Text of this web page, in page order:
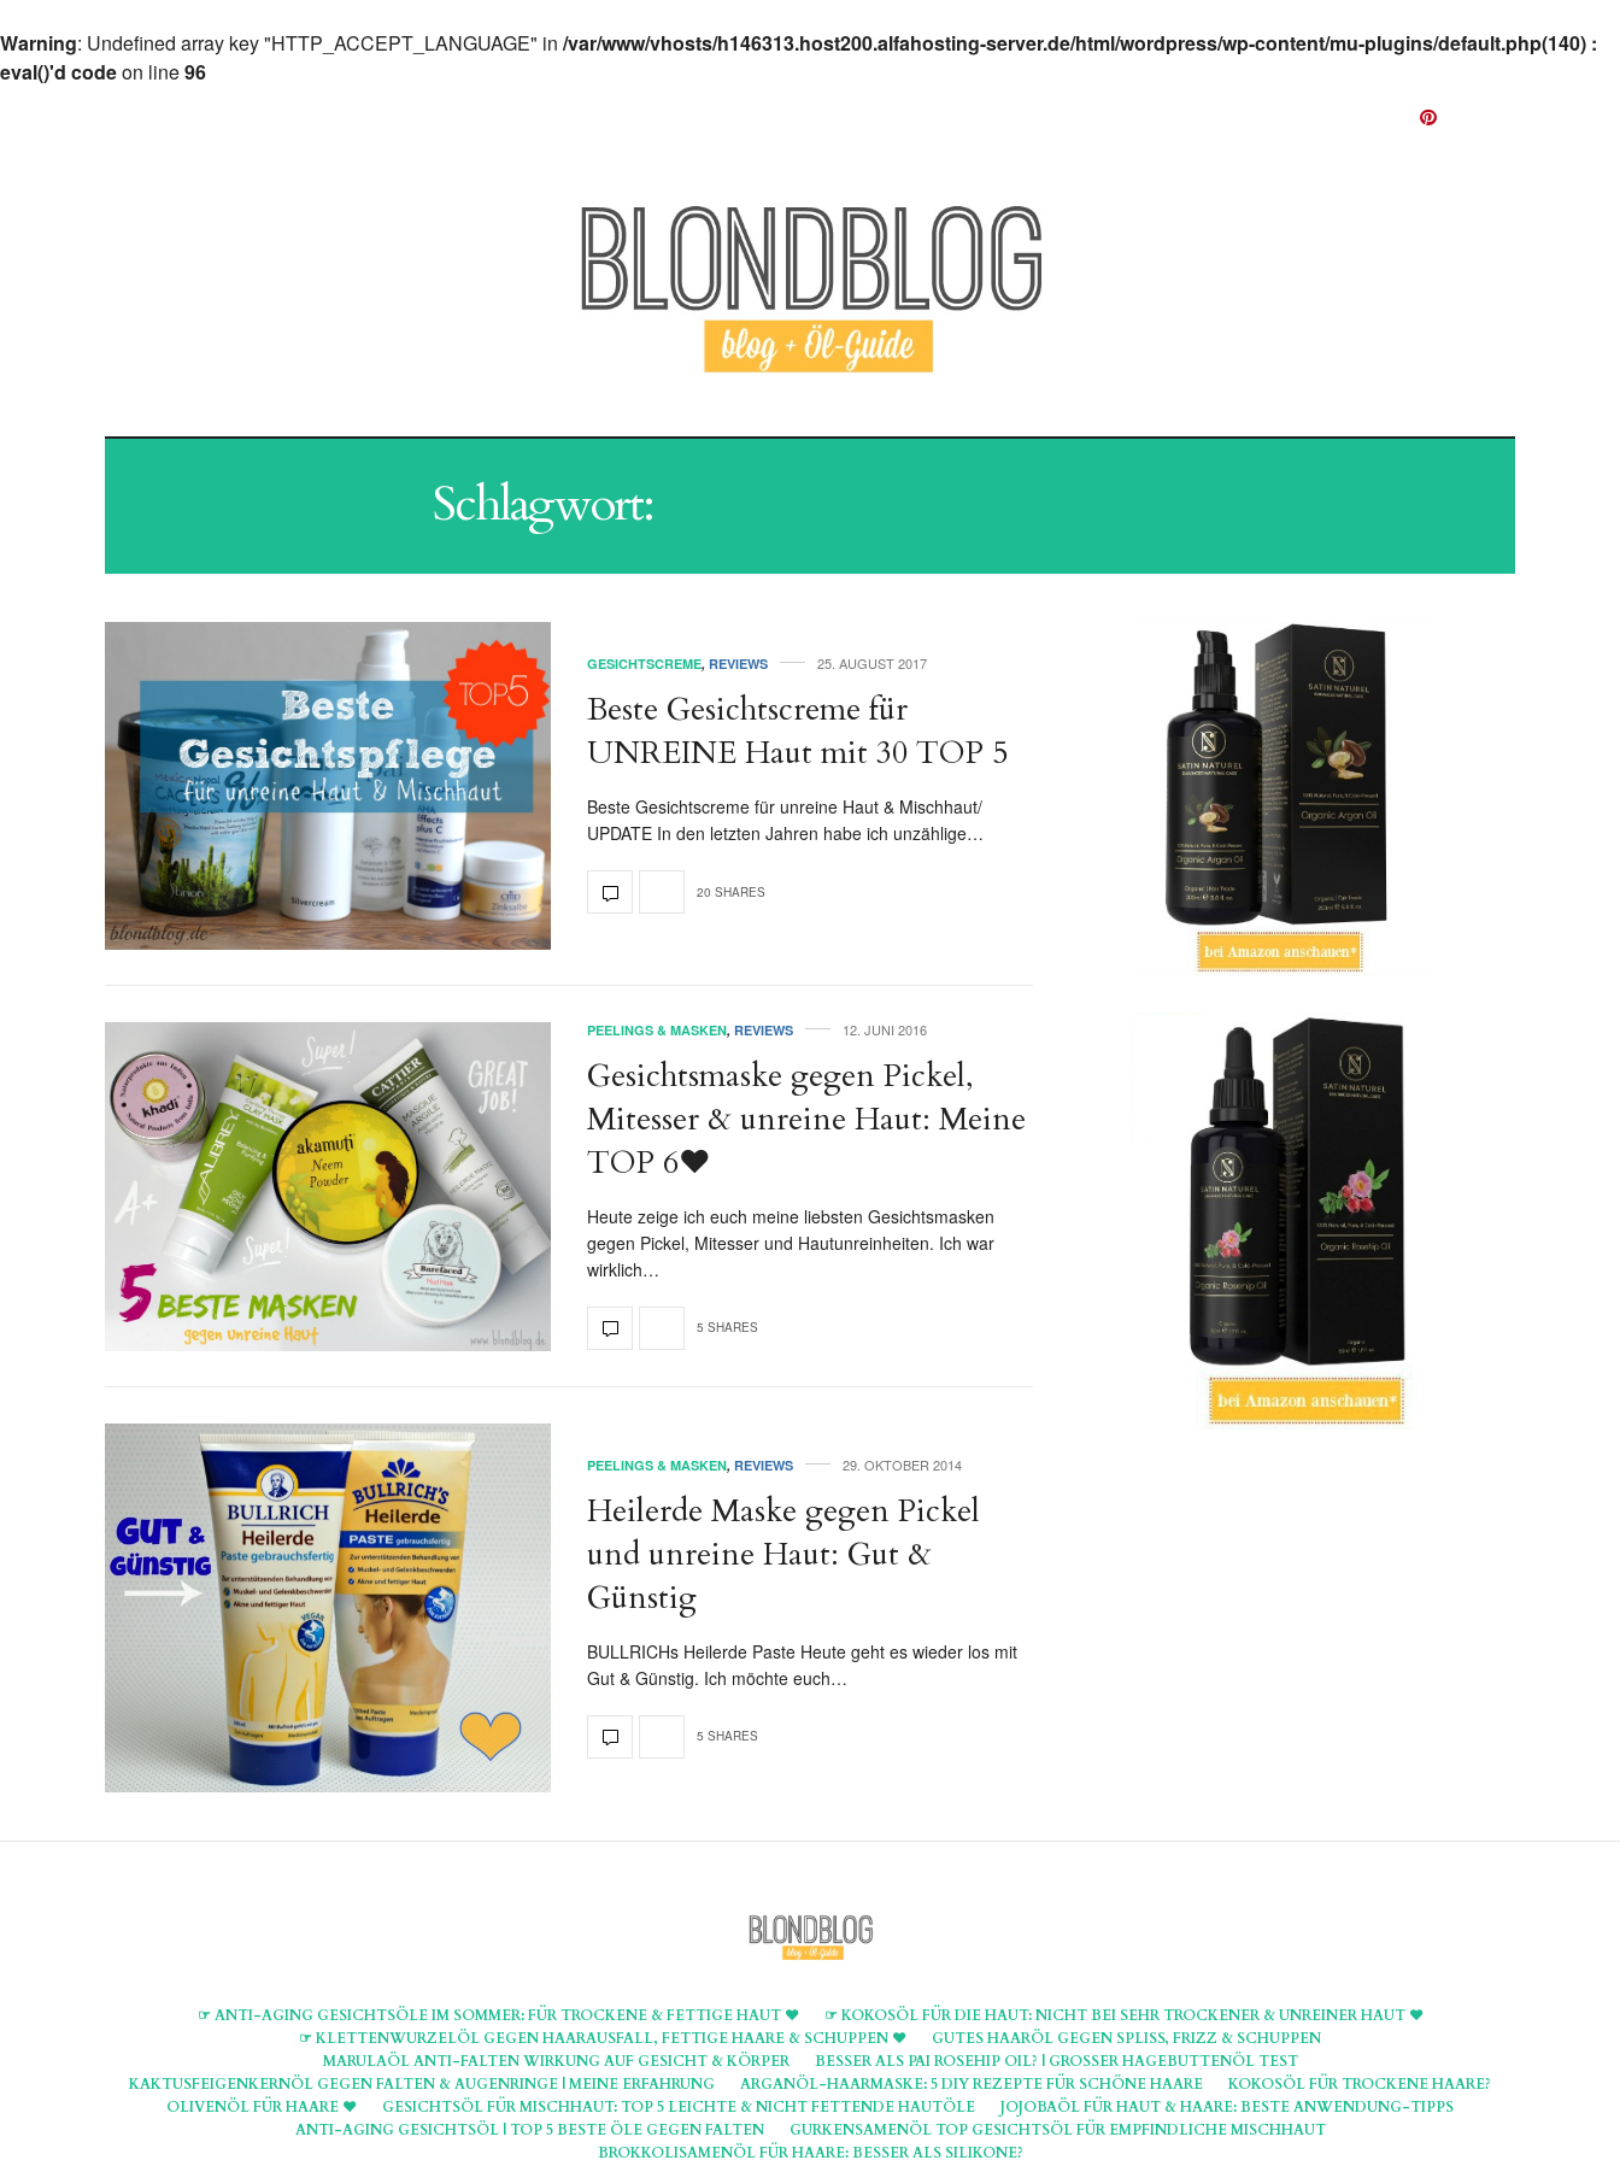
Warning: Undefined array key "HTTP_ACCEPT_LANGUAGE" in /var/www/vhosts/h146313.host200.alfahosting-server.de/html/wordpress/wp-content/mu-plugins/default.php(140) :
eval()'d codeon line96
Schlagwort:
GESICHTSCREME, REVIEWS 25. AUGUST 2017
Beste Gesichtscreme für
UNREINE Haut mit 30 TOP 5
Beste Gesichtscreme für unreine Haut & Mischhaut/
UPDATE In den letzten Jahren habe ich unzählige…
20 SHARES
PEELINGS & MASKEN, REVIEWS 12. JUNI 2016
Gesichtsmaske gegen Pickel,
Mitesser & unreine Haut: Meine
TOP 6♥
Heute zeige ich euch meine liebsten Gesichtsmasken
gegen Pickel, Mitesser und Hautunreinheiten. Ich war
wirklich…
5 SHARES
PEELINGS & MASKEN, REVIEWS 29. OKTOBER 2014
Heilerde Maske gegen Pickel
und unreine Haut: Gut &
Günstig
BULLRICHs Heilerde Paste Heute geht es wieder los mit
Gut & Günstig. Ich möchte euch…
5 SHARES
☞ ANTI-AGING GESICHTSÖLE IM SOMMER: FÜR TROCKENE & FETTIGE HAUT ♥
☞ KOKOSÖL FÜR DIE HAUT: NICHT BEI SEHR TROCKENER & UNREINER HAUT ♥
☞ KLETTENWURZELÖL GEGEN HAARAUSFALL, FETTIGE HAARE & SCHUPPEN ♥
GUTES HAARÖL GEGEN SPLISS, FRIZZ & SCHUPPEN
MARULAÖL ANTI-FALTEN WIRKUNG AUF GESICHT & KÖRPER
BESSER ALS PAI ROSEHIP OIL? | GROSSER HAGEBUTTENÖL TEST
KAKTUSFEIGENKERNÖL GEGEN FALTEN & AUGENRINGE | MEINE ERFAHRUNG
ARGANÖL-HAARMASKE: 5 DIY REZEPTE FÜR SCHÖNE HAARE
KOKOSÖL FÜR TROCKENE HAARE?
OLIVENÖL FÜR HAARE ♥
GESICHTSÖL FÜR MISCHHAUT: TOP 5 LEICHTE & NICHT FETTENDE HAUTÖLE
JOJOBAÖL FÜR HAUT & HAARE: BESTE ANWENDUNG-TIPPS
ANTI-AGING GESICHTSÖL | TOP 5 BESTE ÖLE GEGEN FALTEN
GURKENSAMENÖL TOP GESICHTSÖL FÜR EMPFINDLICHE MISCHHAUT
BROKKOLISAMENÖL FÜR HAARE: BESSER ALS SILIKONE?